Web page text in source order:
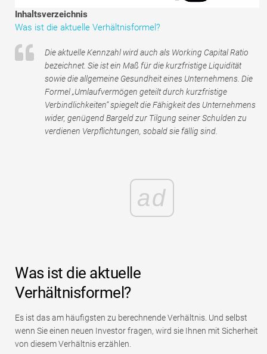
Tutorials zur Finanzmodellierung
Risikomanagement-Tutorials
Inhaltsverzeichnis
Was ist die aktuelle Verhältnisformel?
Die aktuelle Kennzahl wird auch als Working Capital Ratio
bezeichnet. Sie ist ein Maß für die kurzfristige Liquidität
sowie die allgemeine Gesundheit eines Unternehmens. Die
Formel „Umlaufvermögen geteilt durch kurzfristige
Verbindlichkeiten“ spiegelt die Fähigkeit des Unternehmens
wider, genügend Bargeld zur Tilgung seiner Schulden zu
verdienen Verpflichtungen, sobald sie fällig sind.
ad
Was ist die aktuelle
Verhältnisformel?
Es ist das am häufigsten zu berechnende Verhältnis. Und selbst
wenn Sie einen neuen Investor fragen, wird sie Ihnen mit Sicherheit
von diesem Verhältnis erzählen.